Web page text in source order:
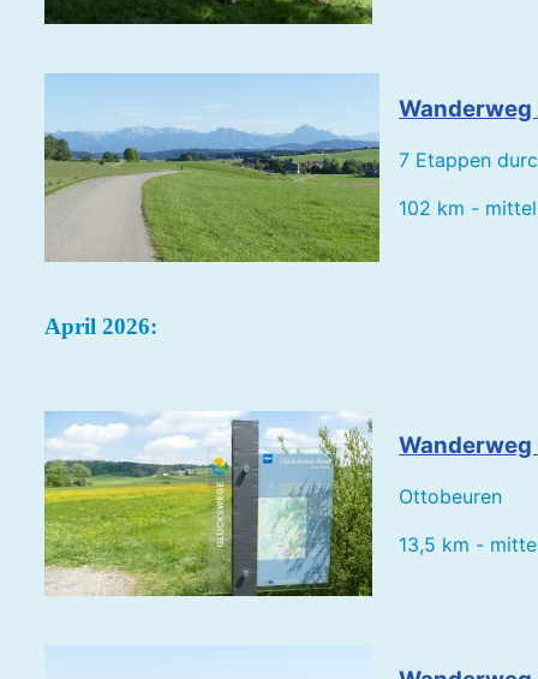
7 Etappen
102 km -
April 2026:
Ottobeuren
13,5 km -